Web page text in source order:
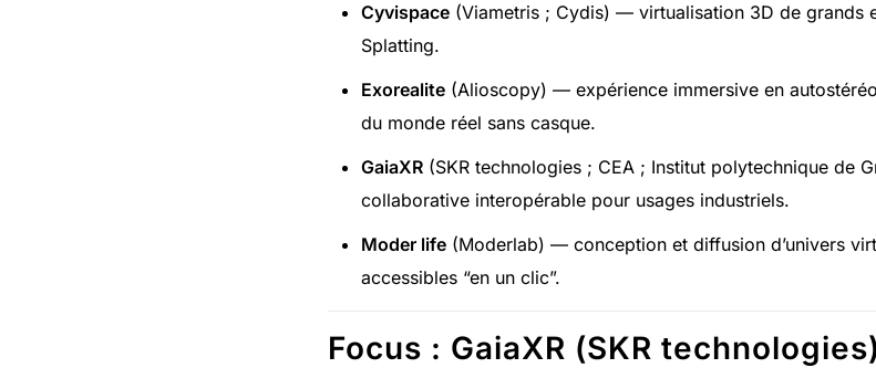
Cyvispace(Viametris ; Cydis) — virtualisation 3D de grands
Splatting.
Exorealite(Alioscopy) — expérience immersive en
du monde réel sans casque.
GaiaXR(SKR technologies ; CEA ; Institut polytechnique de
collaborative interopérable pour usages industriels.
Moder life(Moderlab) — conception et diffusion d’univers
accessibles “en un clic”.
Focus : GaiaXR (SKR